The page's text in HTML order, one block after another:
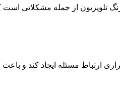
تلویزیون از جمله مشکلاتی
ارتباط مسئله ایجاد کند و